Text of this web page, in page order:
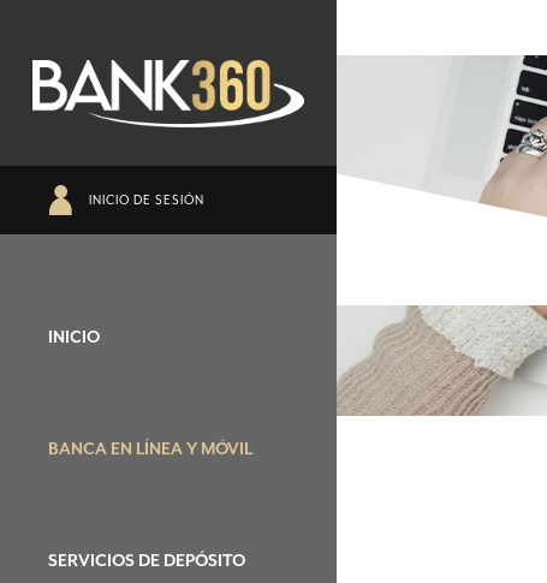
INICIO DE SESIÓN
INICIO
BANCA EN LÍNEA Y MÓVIL
SERVICIOS DE DEPÓSITO